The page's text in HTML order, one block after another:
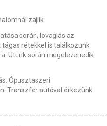
zajlik.
során, lovaglás az
rétekkel is találkozunk
Utunk során megelevenedik
Ópusztaszeri
Transzfer autóval érkezünk